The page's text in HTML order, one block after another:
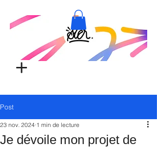
Post
Je dévoile mon projet de
23 nov. 2024 1 min de lecture